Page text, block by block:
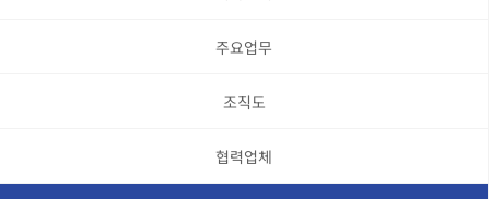
주요업무
조직도
협력업체